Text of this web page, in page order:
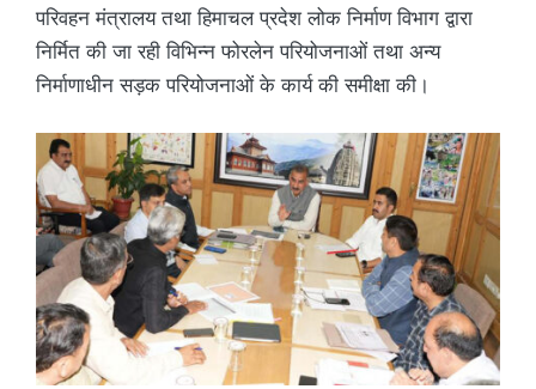
परिवहन मंत्रालय तथा हिमाचल प्रदेश लोक निर्माण विभाग द्वारा
निर्मित की जा रही विभिन्न फोरलेन परियोजनाओं तथा अन्य
निर्माणाधीन सड़क परियोजनाओं के कार्य की समीक्षा की।